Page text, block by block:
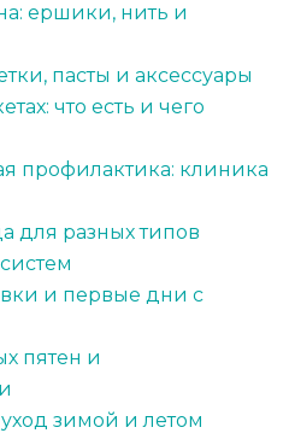
ершики, нить и
пасты и аксессуары
что есть и чего
профилактика: клиника
для разных типов
и первые дни с
пятен и
зимой и летом